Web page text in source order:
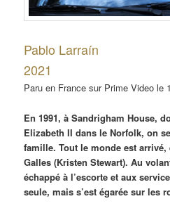
Pablo Larraín
2021
Paru en France sur Prime Video le
En 1991, à Sandrigham House,
Elizabeth II dans le Norfolk, on
famille. Tout le monde est
Galles (Kristen Stewart). Au
échappé à l’escorte et aux
seule, mais s’est égarée sur les